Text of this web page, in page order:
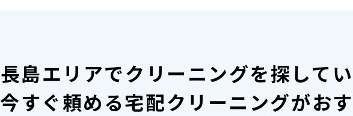
長島エリアでクリーニングを探して
今すぐ頼める宅配クリーニングがお